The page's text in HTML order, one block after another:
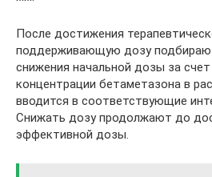
После достижения
поддерживающую дозу
снижения начальной дозы за
концентрации бетаметазона в
вводится в соответствующие
Снижать дозу продолжают до
эффективной дозы.